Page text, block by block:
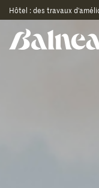
Hôtel : des travaux